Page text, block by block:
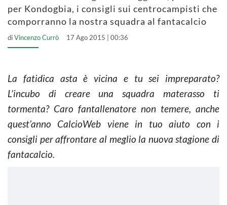
per Kondogbia, i consigli sui centrocampisti che
comporranno la nostra squadra al fantacalcio
diVincenzo Currò 17 Ago 2015 | 00:36
La fatidica asta è vicina e tu sei impreparato?
L’incubo di creare una squadra materasso ti
tormenta? Caro fantallenatore non temere, anche
quest’anno CalcioWeb viene in tuo aiuto con i
consigli per affrontare al meglio la nuova stagione di
fantacalcio.